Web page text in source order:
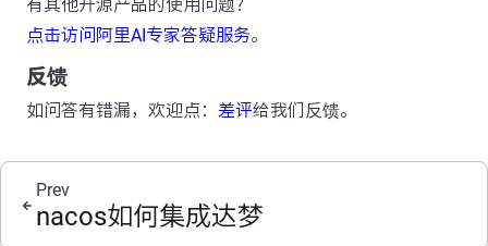
有其他开源产品的使用问题？
点击访问阿里AI专家答疑服务。
反馈
如问答有错漏，欢迎点： 差评给我们反馈。
Prev
nacos如何集成达梦